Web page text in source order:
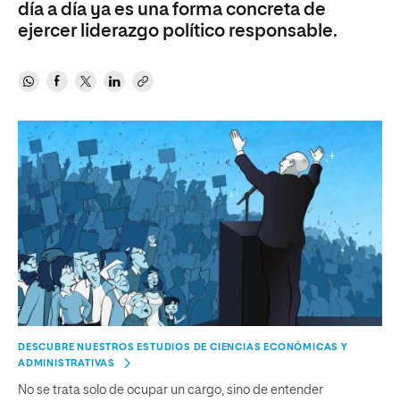
día a día ya es una forma concreta de
ejercer liderazgo político responsable.
DESCUBRE NUESTROS ESTUDIOS DE CIENCIAS ECONÓMICAS Y
ADMINISTRATIVAS
No se trata solo de ocupar un cargo, sino de entender